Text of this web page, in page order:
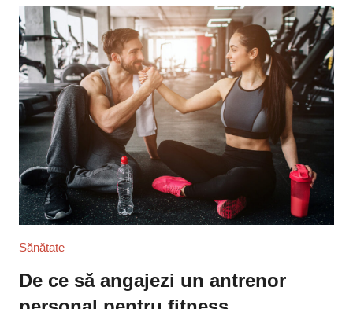
Sănătate
De ce să angajezi un antrenor